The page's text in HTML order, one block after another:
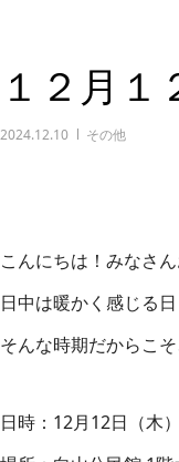
１２月
2024.12.10 その他
こんにちは！みなさ
日中は暖かく感じる
そんな時期だからこ
日時：12月12日（木